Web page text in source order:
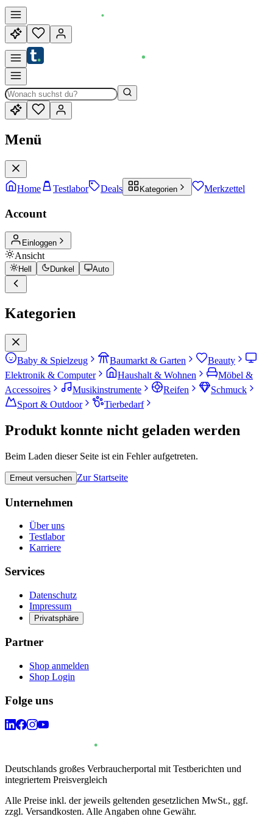
Menü
Home Testlabor Deals Kategorien Merkzettel
Account
Einloggen
Ansicht
Hell Dunkel Auto
Kategorien
Baby & Spielzeug Baumarkt & Garten
Beauty
Elektronik & Computer
Haushalt & Wohnen
Möbel &
Accessoires
Musikinstrumente Reifen
Schmuck
Sport & Outdoor
Tierbedarf
Produkt konnte nicht geladen werden
Beim Laden dieser Seite ist ein Fehler aufgetreten.
Erneut versuchen Zur Startseite
Unternehmen
Über uns
Testlabor
Karriere
Services
Datenschutz
Impressum
Privatsphäre
Partner
Shop anmelden
Shop Login
Folge uns
Deutschlands großes Verbraucherportal mit Testberichten und
integriertem Preisvergleich
Alle Preise inkl. der jeweils geltenden gesetzlichen MwSt., ggf.
zzgl. Versandkosten. Alle Angaben ohne Gewähr.